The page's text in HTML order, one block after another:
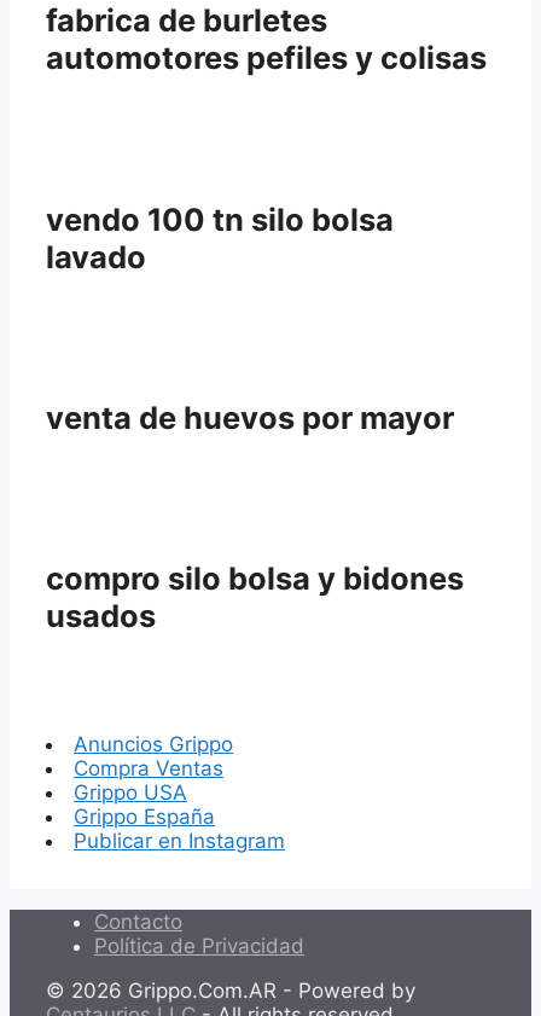
fabrica de burletes
automotores pefiles y colisas
vendo 100 tn silo bolsa
lavado
venta de huevos por mayor
compro silo bolsa y bidones
usados
Anuncios Grippo
Compra Ventas
Grippo USA
Grippo España
Publicar en Instagram
Contacto
Política de Privacidad
© 2026 Grippo.Com.AR - Powered by